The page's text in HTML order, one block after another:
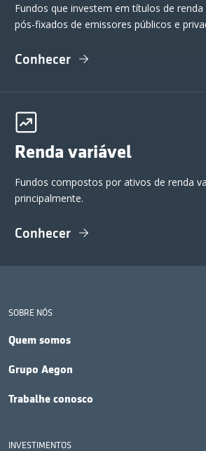
Fundos que investem em títulos de
pós-fixados de emissores públicos e
Conhecer
Renda variável
Fundos compostos por ativos de renda
principalmente.
Conhecer
SOBRE NÓS
Quem somos
Grupo Aegon
Trabalhe conosco
INVESTIMENTOS